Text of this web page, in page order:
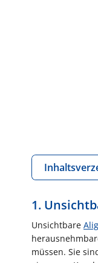
1.
Unsichtbare
müssen. Sie